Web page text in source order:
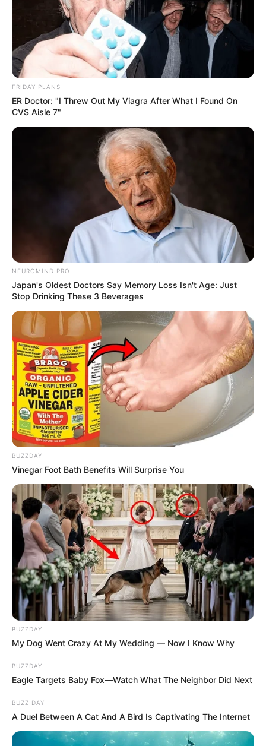
És ha Ferencz Orsolya ilyen nyíltan beszél, akkor
könnyen lehet, hogy ez még csak az eleje.
FRIDAY PLANS
ER Doctor: "I Threw Out My Viagra After What I Found On
CVS Aisle 7"
NEUROMIND PRO
Japan's Oldest Doctors Say Memory Loss Isn't Age: Just
Stop Drinking These 3 Beverages
BUZZDAY
Vinegar Foot Bath Benefits Will Surprise You
BUZZDAY
My Dog Went Crazy At My Wedding — Now I Know Why
BUZZDAY
Eagle Targets Baby Fox—Watch What The Neighbor Did Next
BUZZ DAY
A Duel Between A Cat And A Bird Is Captivating The Internet